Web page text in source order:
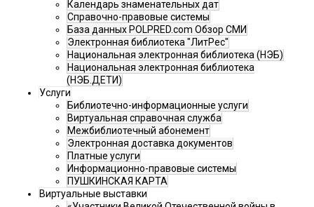
Календарь знаменательных дат
Справочно-правовые системы
База данных POLPRED.com Обзор СМИ
Электронная библиотека "ЛитРес"
Национальная электронная библиотека (НЭБ)
Национальная электронная библиотека
(НЭБ.ДЕТИ)
Услуги
Библиотечно-информационные услуги
Виртуальная справочная служба
Межбиблиотечный абонемент
Электронная доставка документов
Платные услуги
Информационно-правовые системы
ПУШКИНСКАЯ КАРТА
Виртуальные выставки